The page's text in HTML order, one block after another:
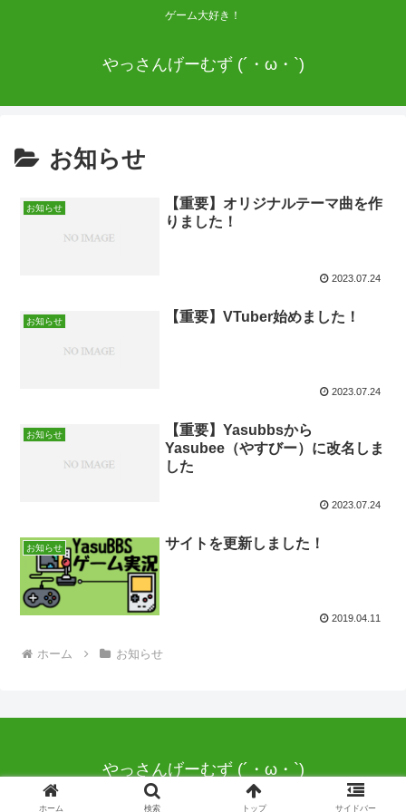
ゲーム大好き！
やっさんげーむず (´・ω・`)
お知らせ
お知らせ
【重要】オリジナルテーマ曲を作
りました！
2023.07.24
お知らせ 【重要】VTuber始めました！
2023.07.24
お知らせ
【重要】Yasubbsから
Yasubee（やすびー）に改名しま
した
2023.07.24
お知らせ サイトを更新しました！
2019.04.11
ホーム お知らせ
やっさんげーむず (´・ω・`)
© 2019 やっさんげーむず (´・ω・`).
ホーム 検索 トップ サイドバー